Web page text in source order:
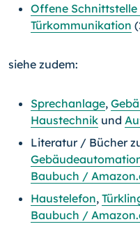
Offene Schnittstelle
Türkommunikation
siehe zudem:
Sprechanlage,
Haustechnik und
Literatur / Bücher
Baubuch /
Haustelefon,
Baubuch /